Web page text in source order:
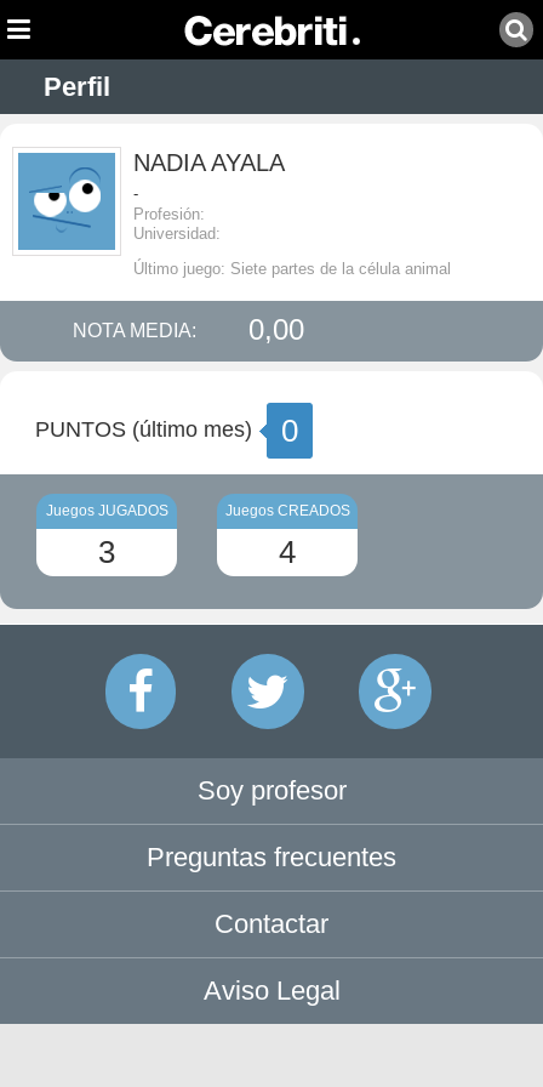
Perfil
NADIA AYALA
-
Profesión:
Universidad:
Último juego: Siete partes de la célula animal
NOTA MEDIA: 0,00
PUNTOS (último mes) 0
Juegos JUGADOS
3
Juegos CREADOS
4
Soy profesor
Preguntas frecuentes
Contactar
Aviso Legal